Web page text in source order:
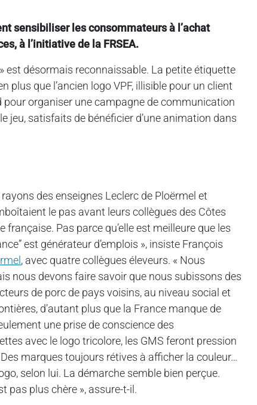
sensibiliser les consommateurs à l’achat
à l’initiative de la FRSEA.
est désormais reconnaissable. La petite étiquette
que l’ancien logo VPF, illisible pour un client
pour organiser une campagne de communication
jeu, satisfaits de bénéficier d’une animation dans
des enseignes Leclerc de Ploërmel et
le pas avant leurs collègues des Côtes
française. Pas parce qu’elle est meilleure que les
est générateur d’emplois », insiste François
, avec quatre collègues éleveurs. « Nous
nous devons faire savoir que nous subissons des
de porc de pays voisins, au niveau social et
d’autant plus que la France manque de
une prise de conscience des
avec le logo tricolore, les GMS feront pression
marques toujours rétives à afficher la couleur…
selon lui. La démarche semble bien perçue.
pas plus chère », assure-t-il.